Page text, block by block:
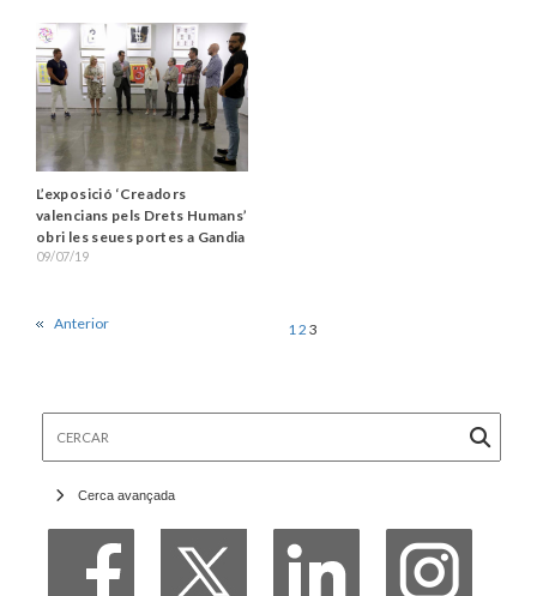
L’exposició ‘Creadors
valencians pels Drets Humans’
obri les seues portes a Gandia
09/07/19
Anterior 1 2 3
Cerca avançada